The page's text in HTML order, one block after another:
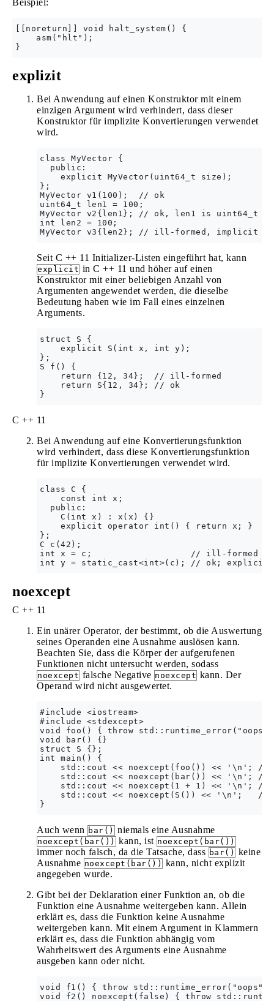
Beispiel:
[[noreturn]] void halt_system() {
    asm("hlt");
explizit
Bei Anwendung auf einen Konstruktor mit einem
einzigen Argument wird verhindert, dass dieser
Konstruktor für implizite Konvertierungen verwendet
wird.
class MyVector {
  public:
    explicit MyVector(uint64_t size);
};
MyVector v1(100);  // ok
uint64_t len1 = 100;
MyVector v2{len1}; // ok, len1 is uint64_t
int len2 = 100;
Seit C ++ 11 Initializer-Listen eingeführt hat, kann
explicit in C ++ 11 und höher auf einen
Konstruktor mit einer beliebigen Anzahl von
Argumenten angewendet werden, die dieselbe
Bedeutung haben wie im Fall eines einzelnen
Arguments.
struct S {
    explicit S(int x, int y);
};
S f() {
    return {12, 34};  // ill-formed
    return S{12, 34}; // ok
C ++ 11
Bei Anwendung auf eine Konvertierungsfunktion
wird verhindert, dass diese Konvertierungsfunktion
für implizite Konvertierungen verwendet wird.
class C {
    const int x;
  public:
    C(int x) : x(x) {}
    explicit operator int() { return x; }
};
C c(42);
int x = c;                   // ill-formed
noexcept
C ++ 11
Ein unärer Operator, der bestimmt, ob die Auswertung
seines Operanden eine Ausnahme auslösen kann.
Beachten Sie, dass die Körper der aufgerufenen
Funktionen nicht untersucht werden, sodass
noexcept falsche Negative noexcept kann. Der
Operand wird nicht ausgewertet.
#include <iostream>
#include <stdexcept>
void foo() { throw
void bar() {}
struct S {};
int main() {
std::cout << noexcept(foo()) << '\n'; //
std::cout << noexcept(bar()) << '\n'; //
std::cout << noexcept(1 + 1) << '\n'; //
std::cout << noexcept(S()) << '\n';   //
Auch wenn bar() niemals eine Ausnahme
noexcept(bar()) kann, ist noexcept(bar())
immer noch falsch, da die Tatsache, dass bar() keine
Ausnahme noexcept(bar()) kann, nicht explizit
angegeben wurde.
Gibt bei der Deklaration einer Funktion an, ob die
Funktion eine Ausnahme weitergeben kann. Allein
erklärt es, dass die Funktion keine Ausnahme
weitergeben kann. Mit einem Argument in Klammern
erklärt es, dass die Funktion abhängig vom
Wahrheitswert des Arguments eine Ausnahme
ausgeben kann oder nicht.
void f1() { throw
void f2() noexcept(false) { throw